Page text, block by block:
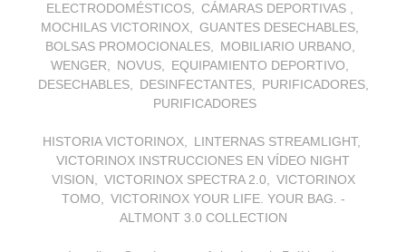
ELECTRODOMÉSTICOS
CÁMARAS DEPORTIVAS
MOCHILAS VICTORINOX
GUANTES DESECHABLES
BOLSAS PROMOCIONALES
MOBILIARIO URBANO
WENGER
NOVUS
EQUIPAMIENTO DEPORTIVO
DESECHABLES
DESINFECTANTES
PURIFICADORES
PURIFICADORES
HISTORIA VICTORINOX
LINTERNAS STREAMLIGHT
VICTORINOX INSTRUCCIONES EN VÍDEO NIGHT
VISION
VICTORINOX SPECTRA 2.0
VICTORINOX
TOMO
VICTORINOX YOUR LIFE. YOUR BAG. -
ALTMONT 3.0 COLLECTION